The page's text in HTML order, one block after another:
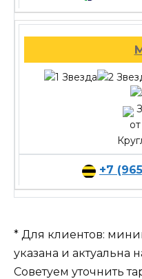
+7
* Для клиентов:
указана и актуальна
Советуем уточнить